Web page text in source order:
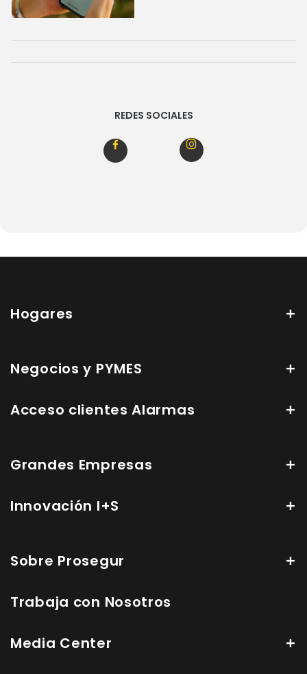
REDES SOCIALES
Hogares
Negocios y PYMES
Acceso clientes Alarmas
Grandes Empresas
Innovación I+S
Sobre Prosegur
Trabaja con Nosotros
Media Center